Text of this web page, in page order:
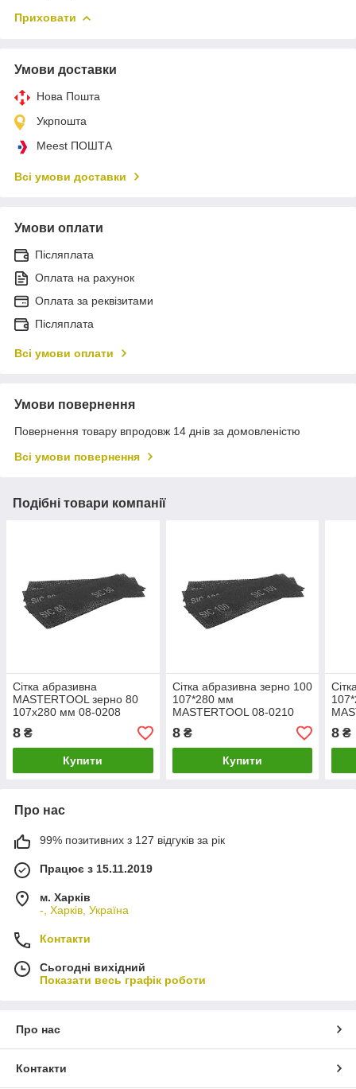
Приховати
Умови доставки
Нова Пошта
Укрпошта
Meest ПОШТА
Всі умови доставки
Умови оплати
Післяплата
Оплата на рахунок
Оплата за реквізитами
Післяплата
Всі умови оплати
Умови повернення
Повернення товару впродовж 14 днів за домовленістю
Всі умови повернення
Подібні товари компанії
Сітка абразивна
MASTERTOOL зерно 80
107х280 мм 08-0208
8 ₴
Купити
Сітка абразивна зерно 100
107*280 мм
MASTERTOOL 08-0210
8₴
Купити
8 ₴
Про нас
99% позитивних з 127 відгуків за рік
Працює з 15.11.2019
м. Харків
-, Харків, Україна
Контакти
Сьогодні вихідний
Показати весь графік роботи
Про нас
Контакти